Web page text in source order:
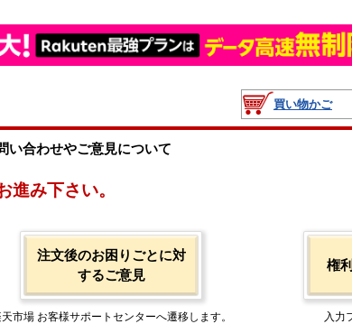
買い物かご
い合わせやご意見について
進み下さい。
注文後のお困りごとに対
するご意見
市場 お客様サポートセンターへ遷移します。
権
入力